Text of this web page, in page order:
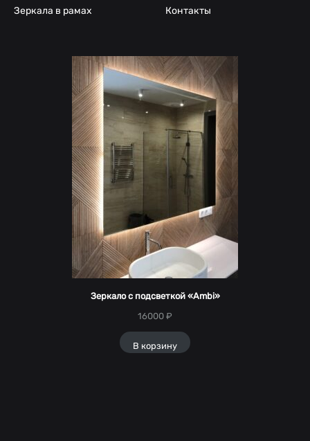
Зеркала в рамах Контакты
Зеркало с подсветкой «Ambi»
16000 ₽
В корзину